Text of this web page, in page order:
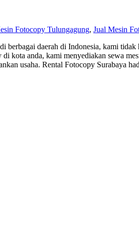
Fotocopy Tulungagung, Jual Mesin
daerah di Indonesia, kami
kota anda, kami menyediakan sewa
usaha. Rental Fotocopy Surabaya